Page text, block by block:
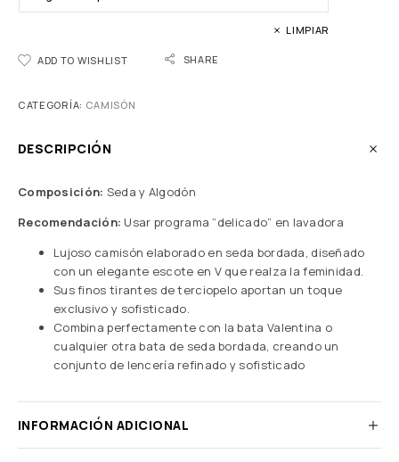
LIMPIAR
ADD TO WISHLIST SHARE
CATEGORÍA: CAMISÓN
DESCRIPCIÓN
Composición: Seda y Algodón
Recomendación: Usar programa “delicado” en lavadora
Lujoso camisón elaborado en seda bordada, diseñado
con un elegante escote en V que realza la feminidad.
Sus finos tirantes de terciopelo aportan un toque
exclusivo y sofisticado.
Combina perfectamente con la bata Valentina o
cualquier otra bata de seda bordada, creando un
conjunto de lencería refinado y sofisticado
INFORMACIÓN ADICIONAL